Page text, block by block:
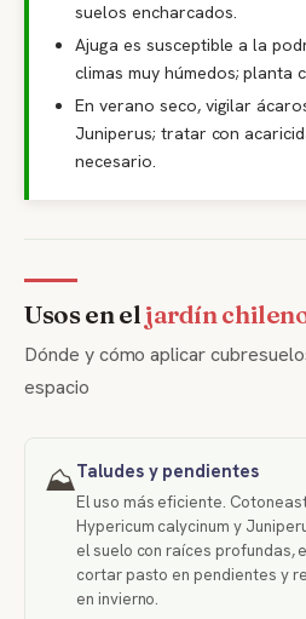
suelos encharcados.
Ajuga es susceptible a la
climas muy húmedos; planta
En verano seco, vigilar
Juniperus; tratar con
necesario.
Usos en el jardín
Dónde y cómo aplicar
espacio
⛰️Taludes y pendientes
El uso más eficiente.
Hypericum calycinum y
el suelo con raíces profundas,
cortar pasto en pendientes y
en invierno.